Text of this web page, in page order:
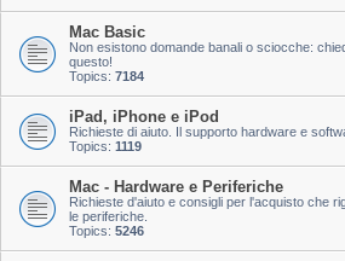
Mac Basic
Non esistono domande banali o sciocche:
questo!
Topics: 7184
iPad, iPhone e iPod
Richieste di aiuto. Il supporto hardware e
Topics: 1119
Mac - Hardware e Periferiche
Richieste d'aiuto e consigli per l'acquisto che
le periferiche.
Topics: 5246